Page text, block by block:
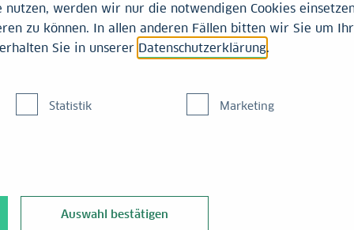
Juni
ihr
- 3,75 % zu
nutzen, werden wir nur die notwendigen Cookies
zu können. In allen anderen Fällen bitten wir Sie um
Sie in unserer Datenschutzerklärung.
Statistik Marketing
Auswahl bestätigen